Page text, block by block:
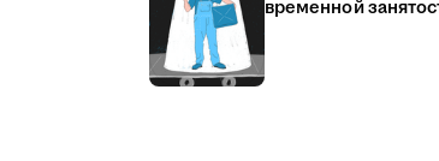
временной